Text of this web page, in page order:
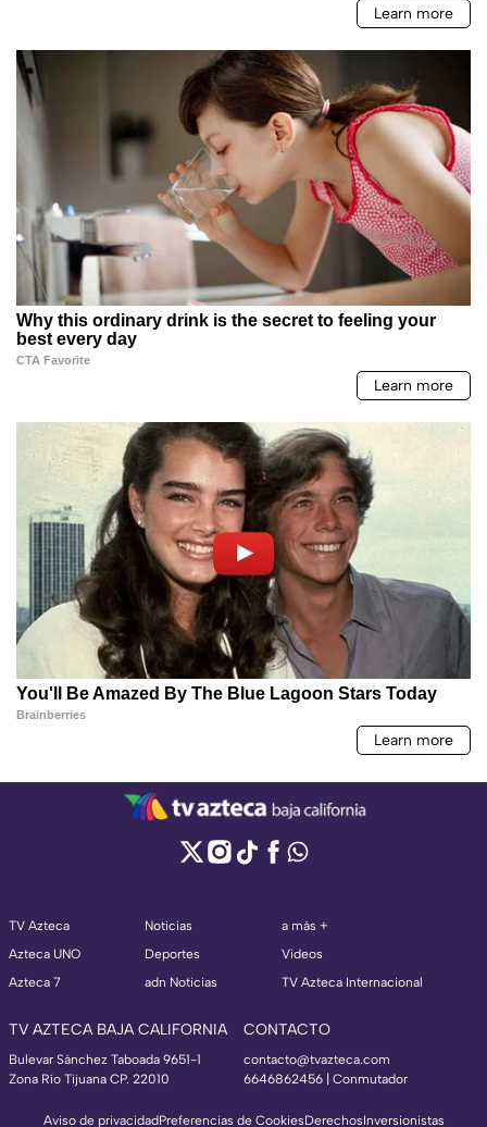
TV Azteca
Azteca UNO
Azteca 7
Noticias
Deportes
adn Noticias
a más +
Videos
TV Azteca Internacional
TV AZTECA BAJA CALIFORNIA
Bulevar Sánchez Taboada 9651-1
Zona Río Tijuana CP. 22010
CONTACTO
contacto@tvazteca.com
6646862456 | Conmutador
Aviso de privacidadPreferencias de CookiesDerechosInversionistas